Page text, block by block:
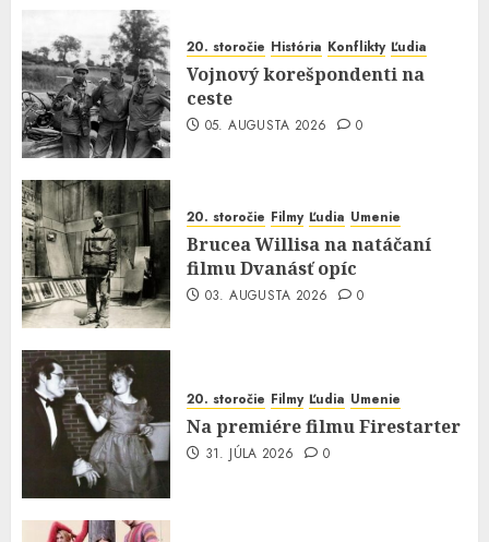
20. storočie História Konflikty Ľudia
Vojnový korešpondenti na
ceste
05. AUGUSTA 2026 0
20. storočie Filmy Ľudia Umenie
Brucea Willisa na natáčaní
filmu Dvanásť opíc
03. AUGUSTA 2026 0
20. storočie Filmy Ľudia Umenie
Na premiére filmu Firestarter
31. JÚLA 2026 0